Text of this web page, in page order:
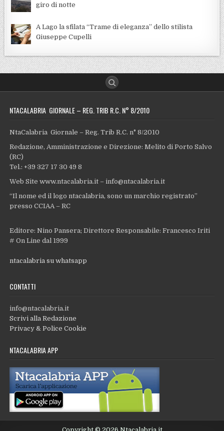
giro di notte
A Lago la sfilata “Trame di eleganza” dello stilista
Giuseppe Cupelli
NTACALABRIA GIORNALE – REG. TRIB R.C. N° 8/2010
NtaCalabria Giornale – Reg. Trib R.C. n° 8/2010
Redazione, Amministrazione e Direzione: Melito di Porto Salvo
(RC)
Tel.: +39 327 17 30 49 8
Web Site www.ntacalabria.it – info@ntacalabria.it
“Il nome ed il logo ntacalabria, sono un marchio registrato”
presso CCIAA – RC
Editore: Nino Pansera; Direttore Responsabile: Francesco Iriti
# On Line dal 1999
ntacalabria su whatsapp
CONTATTI
info@ntacalabria.it
Scrivi alla Redazione
Privacy & Police Cookie
NTACALABRIA APP